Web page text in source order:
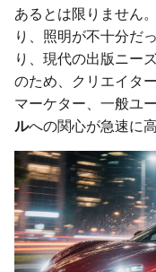
あるとは限りません
り、照明が不十分だ
り、現代の出版ニー
のため、クリエイタ
マーケター、一般ユ
ルへの関心が急速に